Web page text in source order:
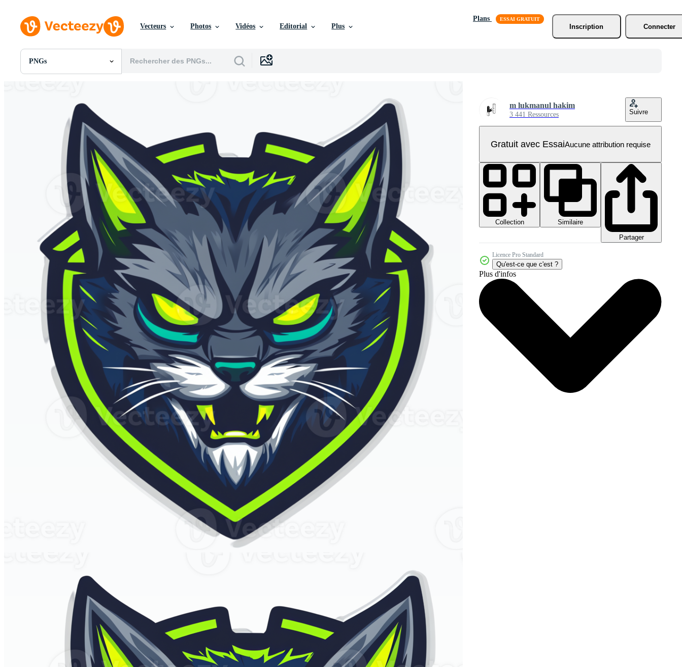
Vecteurs Photos Vidéos Editorial Plus
Plans
Inscription
Connecter
PNGs
Toutes Images
Modèles
Vecteurs
Motion graphics
Images Éditoriales
Événements Éditoriaux
m lukmanul hakim
3 441 Ressources Suivre
Gratuit avec EssaiAucune attribution requise
Collection
Similaire
Partager
Licence Pro Standard
Qu'est-ce que c'est ?
Plus d'infos